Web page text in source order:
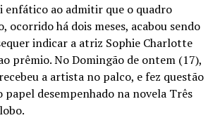
enfático ao admitir que o quadro
ocorrido há dois meses, acabou sendo
indicar a atriz Sophie Charlotte
prêmio. No Domingão de ontem (17),
a artista no palco, e fez questão
papel desempenhado na novela Três